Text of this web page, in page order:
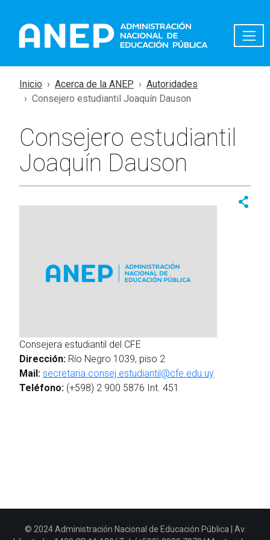
Inicio Acerca de la ANEP
Autoridades
Consejero estudiantil Joaquín Dauson
Consejero estudiantil
Joaquín Dauson
Consejera estudiantil del CFE
Dirección: Río Negro 1039, piso 2
Mail: secretaria.consej.estudiantil@cfe.edu.uy
Teléfono: (+598) 2 900 5876 Int. 451
© 2024 Administración Nacional de Educación Pública | Av.